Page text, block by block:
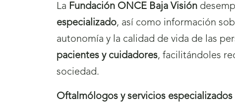
La Fundación ONCE Baja Visión
especializado, así como información
autonomía y la calidad de vida de las
pacientes y cuidadores, facilitándoles
sociedad.
Oftalmólogos y servicios especializados